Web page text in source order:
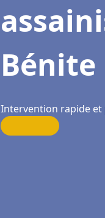
Bénite
Intervention rapide et